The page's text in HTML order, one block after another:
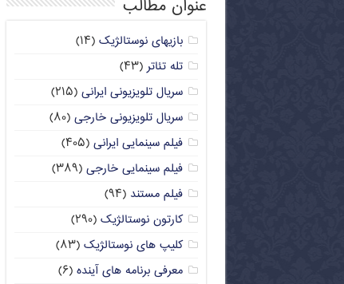
عنوان مطالب
بازیهای نوستالژیک (۱۴)
تله تئاتر(۴۳)
سریال تلویزیونی ایرانی (۲۱۵)
سریال تلویزیونی خارجی (۸۰)
فیلم سینمایی ایرانی (۴۰۵)
فیلم سینمایی خارجی (۳۸۹)
فیلم مستند (۹۴)
کارتون نوستالژیک (۲۹۰)
کلیپ های نوستالژیک (۸۳)
معرفی برنامه های آینده (۶)